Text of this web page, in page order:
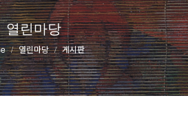
열린마당
열린마당 게시판